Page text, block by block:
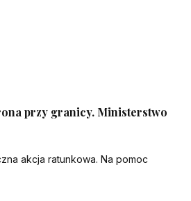
przy granicy. Ministerstwo